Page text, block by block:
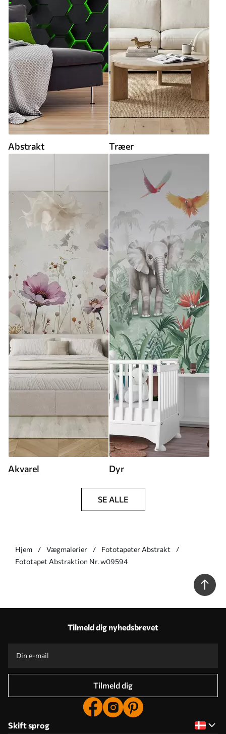
Abstrakt Træer
Akvarel Dyr
SE ALLE
Hjem Vægmalerier
Fototapeter Abstrakt
Fototapet Abstraktion Nr. w09594
Tilmeld dig nyhedsbrevet
Tilmeld dig
Skift sprog